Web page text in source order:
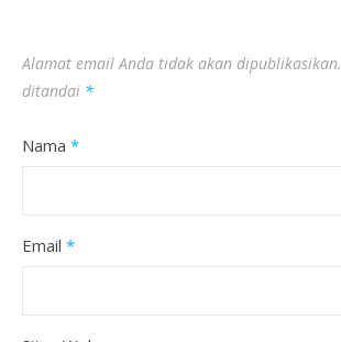
Alamat email Anda tidak akan dipublikasikan.
ditandai *
Nama *
Email *